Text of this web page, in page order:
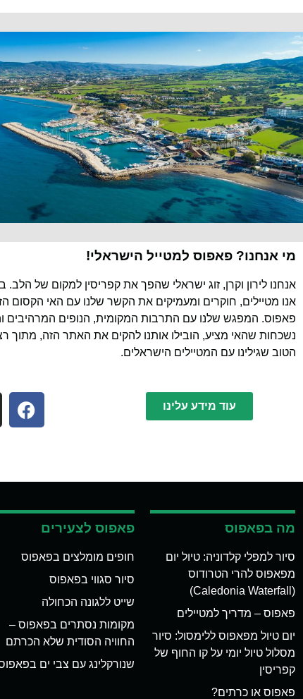
מי אנחנו? פאפוס למטייל הישראלי!
אנחנו לירון וקרן, זוג ישראלי שהפך את קפריסין למקום של
אנו מטיילים, חוקרים ומעמיקים את הקשר שלנו עם האי הקסום
פאפוס. המפגש שלנו עם התרבות המקומית, הנופים המרהיבים
נשכחות שהאי מציע, הובילו אותנו להקים את האתר הזה, מתוך
הטוב שגילינו עם המטיילים הישראלים.
עוד מידע עלינו
מה בפאפוס
סיור למפלי קלדוניה: טיול יום
מפאפוס להרי הטרודוס
(Caledonia Waterfall)
פאפוס – מדריך למטיילים
יום טיול מפאפוס ללימסול: סיור
מסלול טיול יומי על קו החוף של
קפריסין
פאפוס או כרתים?
פאפוס לצעירים
חופים מומלצים בפאפוס
סיור סגווי בפאפוס
שייט ללגונה הכחולה
מקומות נסתרים בפאפוס –
החוויה הסודית שלא הכרתם
שנורקלינג עם צבי ים